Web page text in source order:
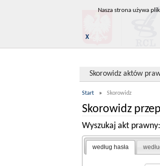
Skorowidz aktów
Start » Skorowidz
Skorowidz
Wyszukaj akt prawny:
według hasła
Nasza strona używa
X